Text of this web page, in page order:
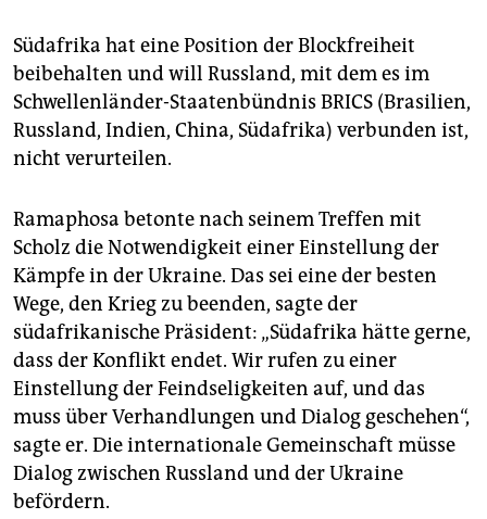
Südafrika hat eine Position der Blockfreiheit
beibehalten und will Russland, mit dem es im
Schwellenländer-Staatenbündnis BRICS (Brasilien,
Russland, Indien, China, Südafrika) verbunden ist,
nicht verurteilen.
Ramaphosa betonte nach seinem Treffen mit
Scholz die Notwendigkeit einer Einstellung der
Kämpfe in der Ukraine. Das sei eine der besten
Wege, den Krieg zu beenden, sagte der
südafrikanische Präsident: „Südafrika hätte gerne,
dass der Konflikt endet. Wir rufen zu einer
Einstellung der Feindseligkeiten auf, und das
muss über Verhandlungen und Dialog geschehen“,
sagte er. Die internationale Gemeinschaft müsse
Dialog zwischen Russland und der Ukraine
befördern.